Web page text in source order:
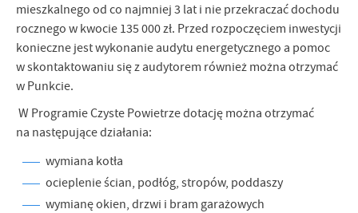
mieszkalnego od co najmniej 3 lat i nie przekraczać dochodu
rocznego w kwocie 135 000 zł. Przed rozpoczęciem inwestycji
konieczne jest wykonanie audytu energetycznego a pomoc
w skontaktowaniu się z audytorem również można otrzymać
w Punkcie.
W Programie Czyste Powietrze dotację można otrzymać
na następujące działania:
wymiana kotła
ocieplenie ścian, podłóg, stropów, poddaszy
wymianę okien, drzwi i bram garażowych